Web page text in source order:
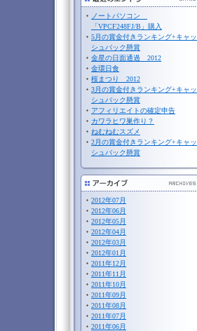
ノートパソコン
「VPCF248FJ/B」購入
5月の賞金付きランキング+キャッ
シュバック懸賞
金星の日面通過 2012
金環日食
桜まつり 2012
3月の賞金付きランキング+キャッ
シュバック懸賞
アフィリエイトの確定申告
カワラヒワ巣作り？
ねむねむスズメ
2月の賞金付きランキング+キャッ
シュバック懸賞
2012年07月
2012年06月
2012年05月
2012年04月
2012年03月
2012年01月
2011年12月
2011年11月
2011年10月
2011年09月
2011年08月
2011年07月
2011年06月